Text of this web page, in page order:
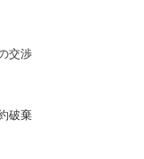
交渉
破棄